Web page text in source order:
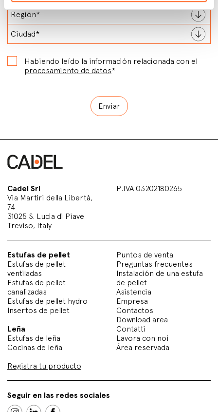
Habiendo leído la información relacionada con el
procesamiento de datos*
Cadel Srl
Via Martiri della Libertà,
74
31025 S. Lucia di Piave
Treviso, Italy
P.IVA 03202180265
Estufas de pellet
Estufas de pellet
ventiladas
Estufas de pellet
canalizadas
Estufas de pellet hydro
Insertos de pellet
Leña
Estufas de leña
Cocinas de leña
Registra tu producto
Puntos de venta
Preguntas frecuentes
Instalación de una estufa
de pellet
Asistencia
Empresa
Contactos
Download area
Contatti
Lavora con noi
Área reservada
Seguir en las redes sociales